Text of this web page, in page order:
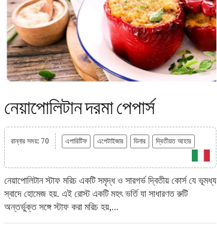
নেয়াপোলিটান দরমা পেপার্স
রান্নার সময়: 70 এপারিটিফ এপেটাইজার ডিনার দ্বিতীয়ত আহার
নেয়াপোলিটান স্টাফ মরিচ একটি সমৃদ্ধ ও সারগর্ভ দ্বিতীয় কোর্স যে ভূমধ্য
স্বাদে হোমেজ হয়. এই রোস্ট একটি মহৎ ভর্তি যা সাধারণত রুটি
অন্তর্ভুক্ত সঙ্গে স্টাফ করা মরিচ হয়,...